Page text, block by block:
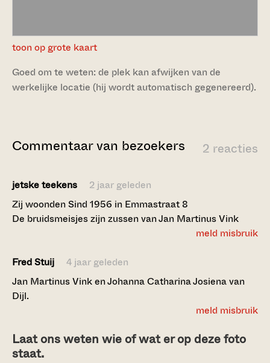
toon op grote kaart
Goed om te weten: de plek kan afwijken van de
werkelijke locatie (hij wordt automatisch gegenereerd).
2 reacties
Commentaar van bezoekers
jetske teekens
2 jaar geleden
Zij woonden Sind 1956 in Emmastraat 8
De bruidsmeisjes zijn zussen van Jan Martinus Vink
meld misbruik
Fred Stuij
4 jaar geleden
Jan Martinus Vink en Johanna Catharina Josiena van
Dijl.
meld misbruik
Laat ons weten wie of wat er op deze foto
staat.